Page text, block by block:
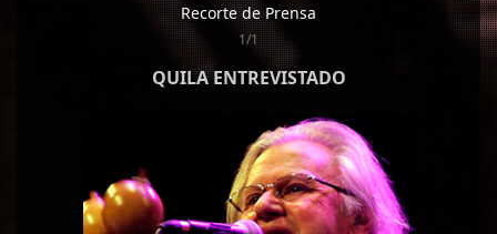
Recorte de Prensa
1/1
QUILA ENTREVISTADO